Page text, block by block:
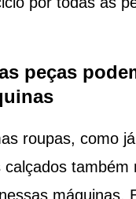
peças
roupas, como já
também
máquinas.